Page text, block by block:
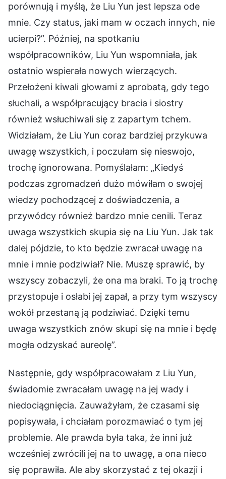
porównują i myślą, że Liu Yun jest lepsza ode
mnie. Czy status, jaki mam w oczach innych, nie
ucierpi?”. Później, na spotkaniu
współpracowników, Liu Yun wspomniała, jak
ostatnio wspierała nowych wierzących.
Przełożeni kiwali głowami z aprobatą, gdy tego
słuchali, a współpracujący bracia i siostry
również wsłuchiwali się z zapartym tchem.
Widziałam, że Liu Yun coraz bardziej przykuwa
uwagę wszystkich, i poczułam się nieswojo,
trochę ignorowana. Pomyślałam: „Kiedyś
podczas zgromadzeń dużo mówiłam o swojej
wiedzy pochodzącej z doświadczenia, a
przywódcy również bardzo mnie cenili. Teraz
uwaga wszystkich skupia się na Liu Yun. Jak tak
dalej pójdzie, to kto będzie zwracał uwagę na
mnie i mnie podziwiał? Nie. Muszę sprawić, by
wszyscy zobaczyli, że ona ma braki. To ją trochę
przystopuje i osłabi jej zapał, a przy tym wszyscy
wokół przestaną ją podziwiać. Dzięki temu
uwaga wszystkich znów skupi się na mnie i będę
mogła odzyskać aureolę”.
Następnie, gdy współpracowałam z Liu Yun,
świadomie zwracałam uwagę na jej wady i
niedociągnięcia. Zauważyłam, że czasami się
popisywała, i chciałam porozmawiać o tym jej
problemie. Ale prawda była taka, że inni już
wcześniej zwrócili jej na to uwagę, a ona nieco
się poprawiła. Ale aby skorzystać z tej okazji i